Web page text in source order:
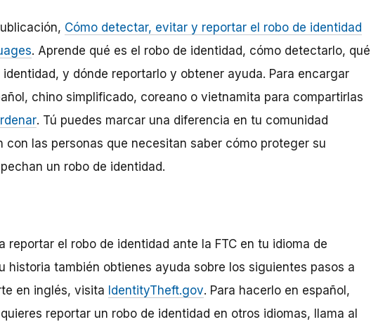
Cómo detectar, evitar y reportar el robo de identidad
. Aprende qué es el robo de identidad, cómo detectarlo, qué
y dónde reportarlo y obtener ayuda. Para encargar
chino simplificado, coreano o vietnamita para compartirlas
. Tú puedes marcar una diferencia en tu comunidad
las personas que necesitan saber cómo proteger su
un robo de identidad.
reportar el robo de identidad ante la FTC en tu idioma de
historia también obtienes ayuda sobre los siguientes pasos a
en inglés, visita IdentityTheft.gov. Para hacerlo en español,
reportar un robo de identidad en otros idiomas,
llama al